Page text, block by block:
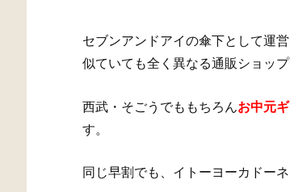
セブンアンドアイの傘下として運
似ていても全く異なる通販ショップ
西武・そごうでももちろんお中元
す。
同じ早割でも、イトーヨーカドー